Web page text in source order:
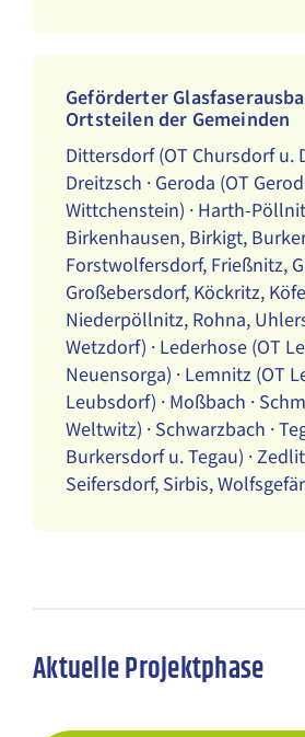
Geförderter
Ortsteilen der Gemeinden
Dittersdorf (OT Chursdorf u.
Dreitzsch · Geroda (OT
Wittchenstein) · Harth-
Birkenhausen, Birkigt,
Forstwolfersdorf, Frießnitz,
Großebersdorf, Köckritz,
Niederpöllnitz, Rohna,
Wetzdorf) · Lederhose (OT
Neuensorga) · Lemnitz (OT
Leubsdorf) · Moßbach ·
Weltwitz) · Schwarzbach ·
Burkersdorf u. Tegau) ·
Seifersdorf, Sirbis,
Aktuelle Projektphase